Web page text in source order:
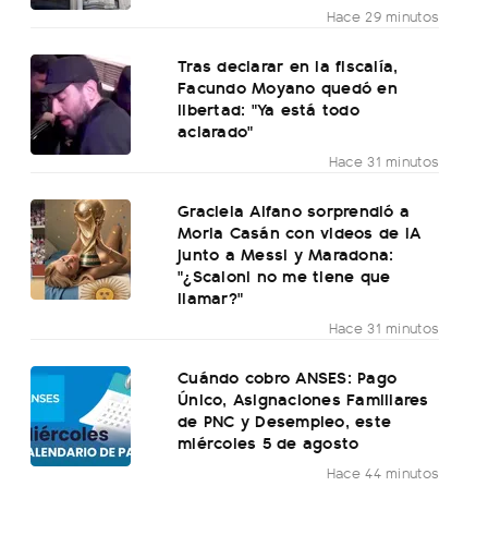
Hace 29 minutos
Tras declarar en la fiscalía,
Facundo Moyano quedó en
libertad: "Ya está todo
aclarado"
Hace 31 minutos
Graciela Alfano sorprendió a
Moria Casán con videos de IA
junto a Messi y Maradona:
"¿Scaloni no me tiene que
llamar?"
Hace 31 minutos
Cuándo cobro ANSES: Pago
Único, Asignaciones Familiares
de PNC y Desempleo, este
miércoles 5 de agosto
Hace 44 minutos